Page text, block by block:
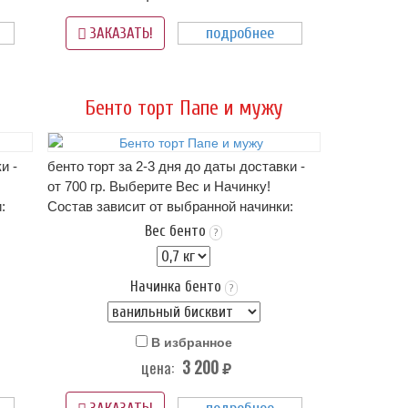
если этот вариант Вам не подходит -
можно прислать свою картинку
ЗАКАЗАТЬ! подробнее
-
Бенто торт Папе и мужу
бенто торт за 2-3 дня до даты доставки -
от 700 гр. Выберите Вес и Начинку!
Состав зависит от выбранной начинки:
описание начинок - ниже в карточке
тортика!.. (цена зависит от начинки)
Оформление: крем пломбир или крем чиз..
Упаковка Стандарт (белая) - входит в
стоимость
Срок хранения: 72 часа (3 суток) при t 4+
Вес бенто ?
Начинка бенто ?
В избранное
цена: 3 200 руб.